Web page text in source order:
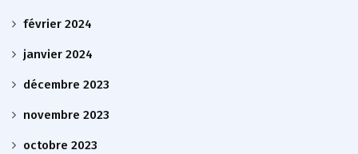
février 2024
janvier 2024
décembre 2023
novembre 2023
octobre 2023